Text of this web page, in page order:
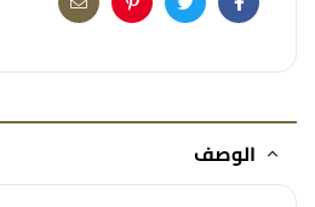
Facebook
Twitter
Pinterest
Email
الوصف